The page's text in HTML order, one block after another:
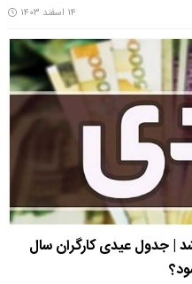
۱۴ اسفند ۱۴۰۳
| جدول عیدی کارگران سال